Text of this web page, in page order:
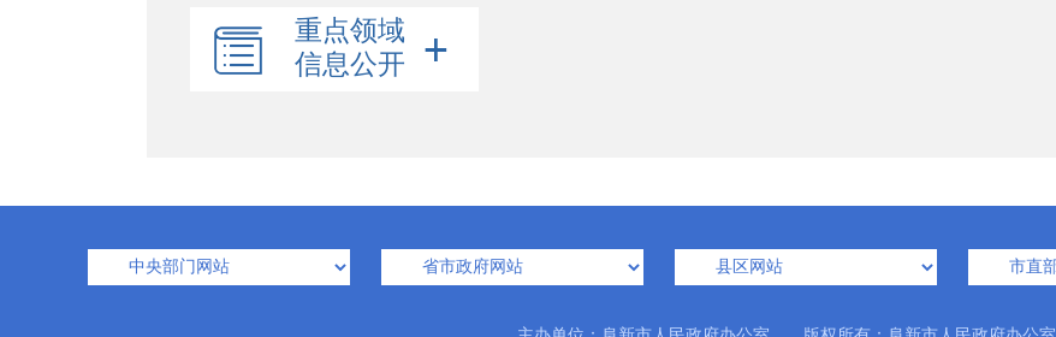
重点领域
信息公开